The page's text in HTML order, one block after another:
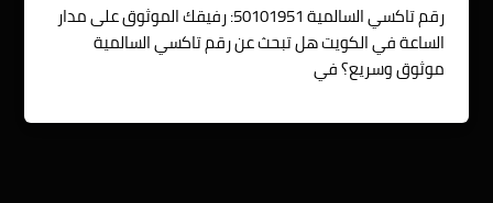
رقم تاكسي السالمية 50101951: رفيقك الموثوق على مدار
الساعة في الكويت هل تبحث عن رقم تاكسي السالمية
موثوق وسريع؟ في